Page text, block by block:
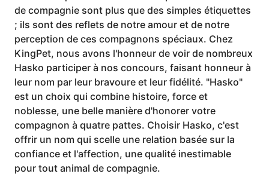
de compagnie sont plus que des simples étiquettes
; ils sont des reflets de notre amour et de notre
perception de ces compagnons spéciaux. Chez
KingPet, nous avons l'honneur de voir de nombreux
Hasko participer à nos concours, faisant honneur à
leur nom par leur bravoure et leur fidélité. "Hasko"
est un choix qui combine histoire, force et
noblesse, une belle manière d'honorer votre
compagnon à quatre pattes. Choisir Hasko, c'est
offrir un nom qui scelle une relation basée sur la
confiance et l'affection, une qualité inestimable
pour tout animal de compagnie.